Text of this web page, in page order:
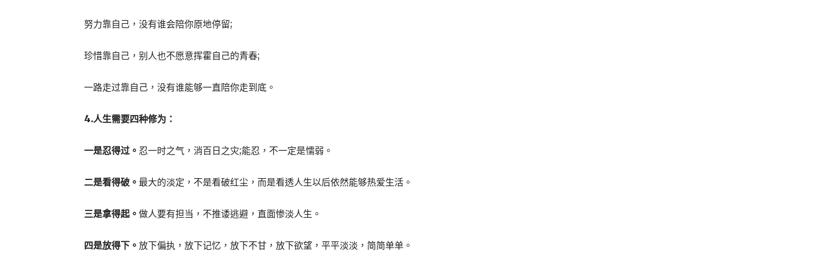
努力靠自己，没有谁会陪你原地停留;
珍惜靠自己，别人也不愿意挥霍自己的青春;
一路走过靠自己，没有谁能够一直陪你走到底。
4.人生需要四种修为：
一是忍得过。 忍一时之气，消百日之灾;能忍，不一定是懦弱。
二是看得破。 最大的淡定，不是看破红尘，而是看透人生以后依然能够热爱生活。
三是拿得起。 做人要有担当，不推诿逃避，直面惨淡人生。
四是放得下。 放下偏执，放下记忆，放下不甘，放下欲望，平平淡淡，简简单单。